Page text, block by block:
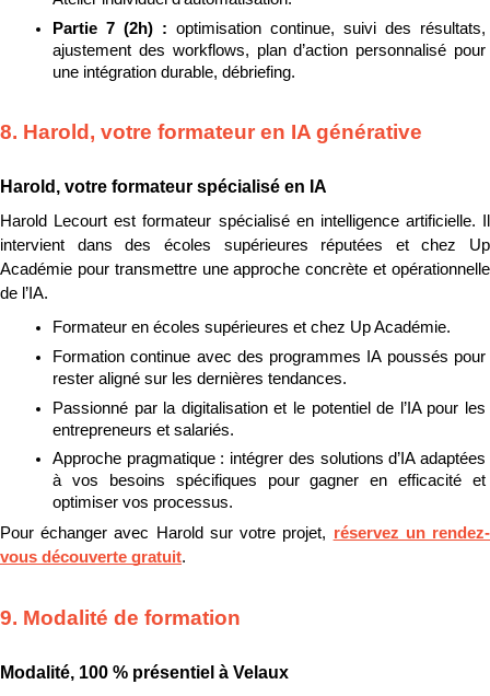
Partie 7 (2h) : optimisation continue, suivi des résultats,
ajustement des workflows, plan d’action personnalisé pour
une intégration durable, débriefing.
8. Harold, votre formateur en IA générative
Harold, votre formateur spécialisé en IA
Harold Lecourt est formateur spécialisé en intelligence artificielle. Il
intervient dans des écoles supérieures réputées et chez Up
Académie pour transmettre une approche concrète et opérationnelle
de l’IA.
Formateur en écoles supérieures et chez Up Académie.
Formation continue avec des programmes IA poussés pour
rester aligné sur les dernières tendances.
Passionné par la digitalisation et le potentiel de l’IA pour les
entrepreneurs et salariés.
Approche pragmatique : intégrer des solutions d’IA adaptées
à vos besoins spécifiques pour gagner en efficacité et
optimiser vos processus.
Pour échanger avec Harold sur votre projet, réservez un rendez-
vous découverte gratuit.
9. Modalité de formation
Modalité, 100 % présentiel à Velaux